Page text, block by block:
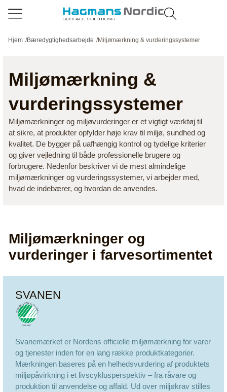
Hjem /Bæredygtighedsarbejde /Miljømærkning & vurderingssystemer
Miljømærkning &
vurderingssystemer
Miljømærkninger og miljøvurderinger er et vigtigt værktøj til
at sikre, at produkter opfylder høje krav til miljø, sundhed og
kvalitet. De bygger på uafhængig kontrol og tydelige kriterier
og giver vejledning til både professionelle brugere og
forbrugere. Nedenfor beskriver vi de mest almindelige
miljømærkninger og vurderingssystemer, vi arbejder med,
hvad de indebærer, og hvordan de anvendes.
Miljømærkninger og
vurderinger i farvesortimentet
SVANEN
Svanemærket er Nordens officielle miljømærkning for varer
og tjenester inden for en lang række produktkategorier.
Mærkningen baseres på en helhedsvurdering af produktets
miljøpåvirkning i et livscyklusperspektiv – fra råvare og
produktion til anvendelse og affald. Ud over miljøkrav stilles